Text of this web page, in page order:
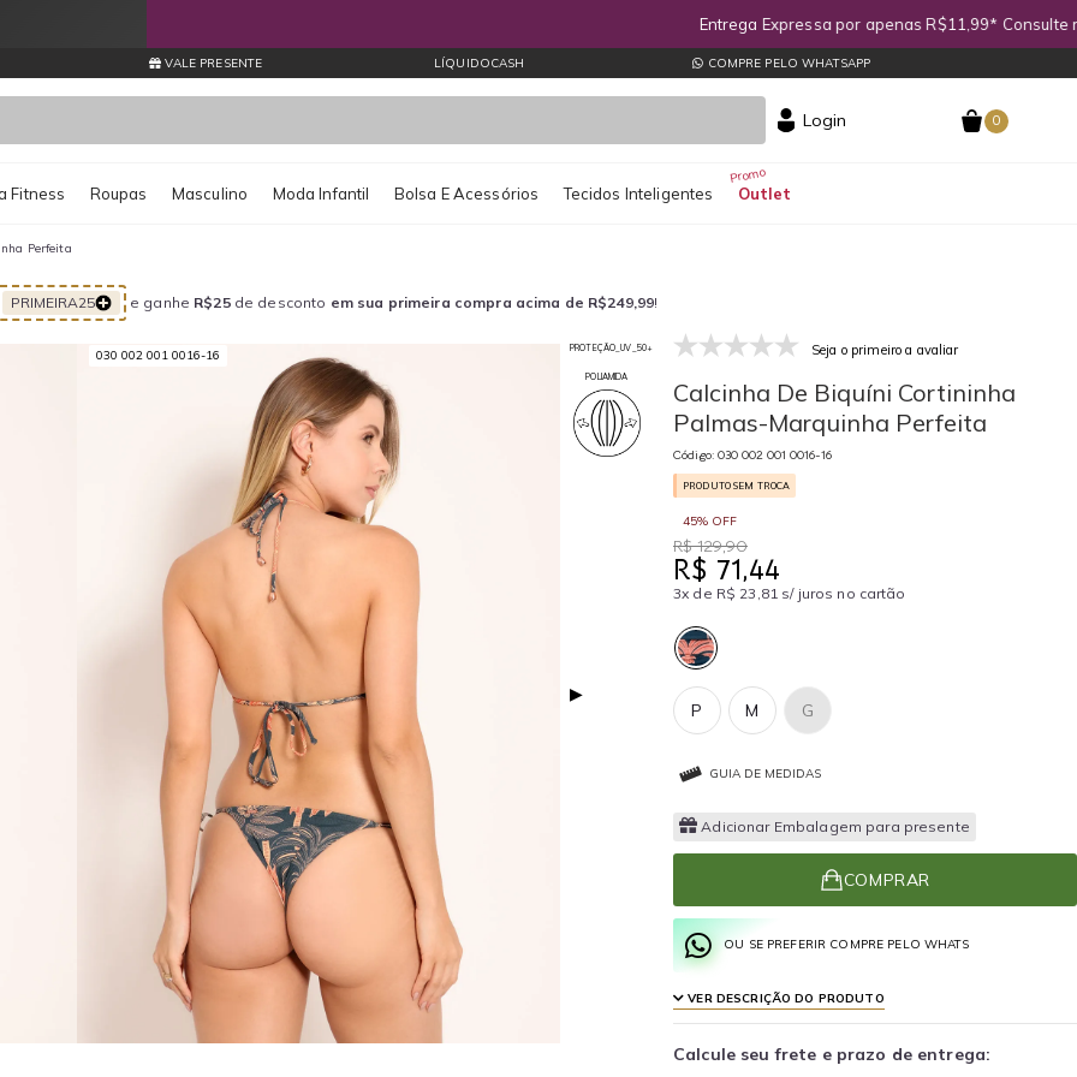
VALE PRESENTE LÍQUIDOCASH COMPRE PELO WHATSAPP
Login 0
Bolsa E Acessórios
Masculino Moda Infantil
Roupas
Fitness Outlet
Tecidos Inteligentes
Perfeita
PRIMEIRA25 e ganhe R$25de desconto em sua primeira compra acima de R$249,99!
030 002 001 0016-16 030 002 001 0016-16
▶
Seja o primeiro a avaliar
PROTEÇÃO_UV_50+
POLIAMIDA
Calcinha De Biquíni Cortininha
Palmas-Marquinha Perfeita
Código: 030 002 001 0016-16
PRODUTO SEM TROCA
45% OFF
R$ 129,90
R$ 71,44
3x de R$ 23,81 s/ juros no cartão
G
M
P
GUIA DE MEDIDAS
Adicionar Embalagem para presente
COMPRAR
OU SE PREFERIR COMPRE PELO WHATS
VER DESCRIÇÃO DO PRODUTO
Calcule seu frete e prazo de entrega: